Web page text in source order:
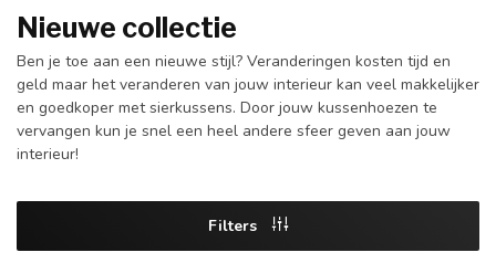
Nieuwe collectie
Ben je toe aan een nieuwe stijl? Veranderingen kosten tijd en
geld maar het veranderen van jouw interieur kan veel makkelijker
en goedkoper met sierkussens. Door jouw kussenhoezen te
vervangen kun je snel een heel andere sfeer geven aan jouw
interieur!
Filters